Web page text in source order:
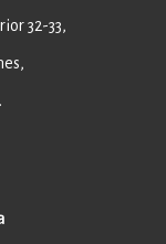
32-33,